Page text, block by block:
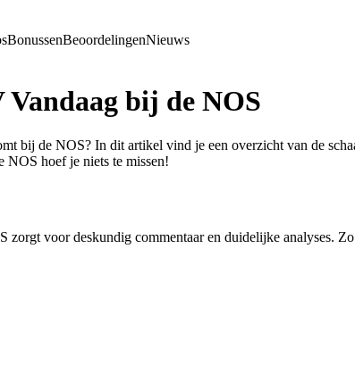
BonussenBeoordelingenNieuws
Vandaag bij de NOS
bij de NOS? In dit artikel vind je een overzicht van de
NOS hoef je niets te missen!
zorgt voor deskundig commentaar en duidelijke analyses.